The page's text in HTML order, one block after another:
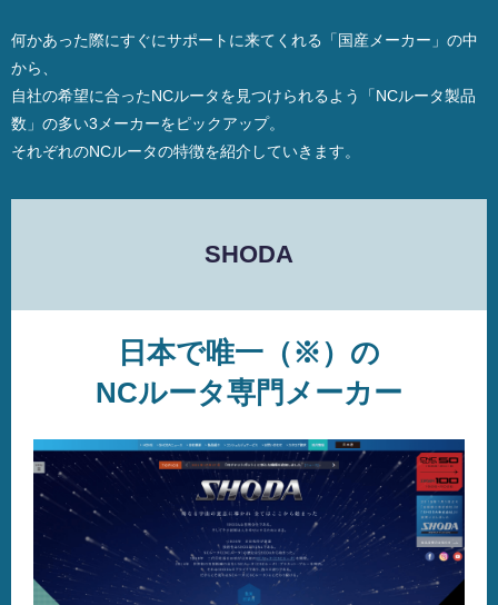
何かあった際にすぐにサポートに来てくれる「国産メーカー」の中
から、
自社の希望に合ったNCルータを見つけられるよう「NCルータ製品
数」の多い3メーカーをピックアップ。
それぞれのNCルータの特徴を紹介していきます。
SHODA
日本で唯一（※）の
NCルータ専門メーカー